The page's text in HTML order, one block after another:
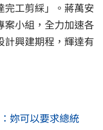
完工剪綵」。蔣萬安
案小組，全力加速各
計興建期程，輝達有
妳可以要求總統